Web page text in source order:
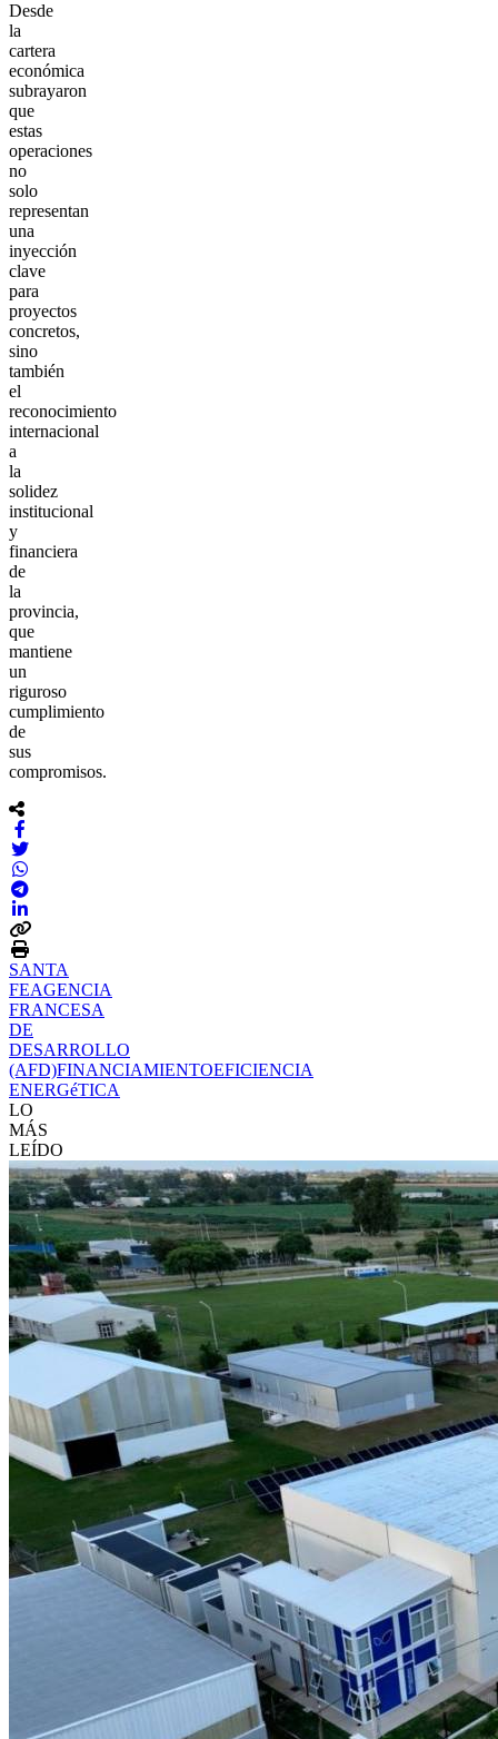
Desde
la
cartera
económica
subrayaron
que
estas
operaciones
no
solo
representan
una
inyección
clave
para
proyectos
concretos,
sino
también
el
reconocimiento
internacional
a
la
solidez
institucional
y
financiera
de
la
provincia,
que
mantiene
un
riguroso
cumplimiento
de
sus
compromisos.
SANTA
FEAGENCIA
FRANCESA
DE
DESARROLLO
(AFD)FINANCIAMIENTOEFICIENCIA
ENERGéTICA
LO
MÁS
LEÍDO